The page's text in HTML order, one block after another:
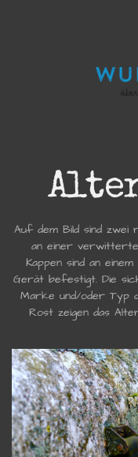
Auf dem Bild sind zwei
an einer
Kappen sind an
Gerät befestigt. Die
Marke und/oder Typ
Rost zeigen das